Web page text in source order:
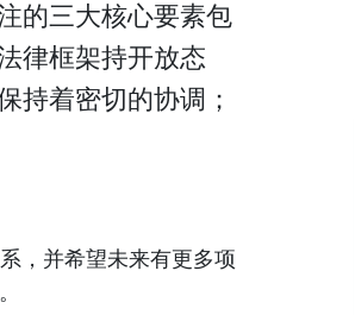
的三大核心要素包
律框架持开放态
持着密切的协调；
，并希望未来有更多项